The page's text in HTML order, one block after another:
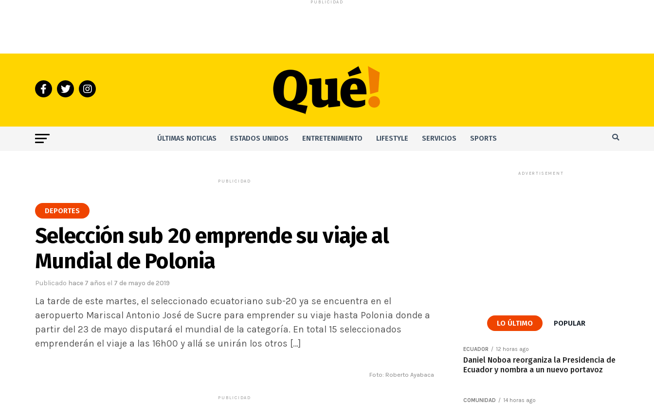
PUBLICIDAD
ÚLTIMAS NOTICIAS ESTADOS UNIDOS ENTRETENIMIENTO LIFESTYLE SERVICIOS SPORTS
PUBLICIDAD
DEPORTES
Selección sub 20 emprende su viaje al
Mundial de Polonia
Publicado hace 7 años el 7 de mayo de 2019
La tarde de este martes, el seleccionado ecuatoriano sub-20 ya se encuentra en el
aeropuerto Mariscal Antonio José de Sucre para emprender su viaje hasta Polonia donde a
partir del 23 de mayo disputará el mundial de la categoría. En total 15 seleccionados
emprenderán el viaje a las 16h00 y allá se unirán los otros […]
Foto: Roberto Ayabaca
PUBLICIDAD
ADVERTISEMENT
LO ÚLTIMO POPULAR
ECUADOR 12 horas ago
Daniel Noboa reorganiza la Presidencia de
Ecuador y nombra a un nuevo portavoz
COMUNIDAD 14 horas ago